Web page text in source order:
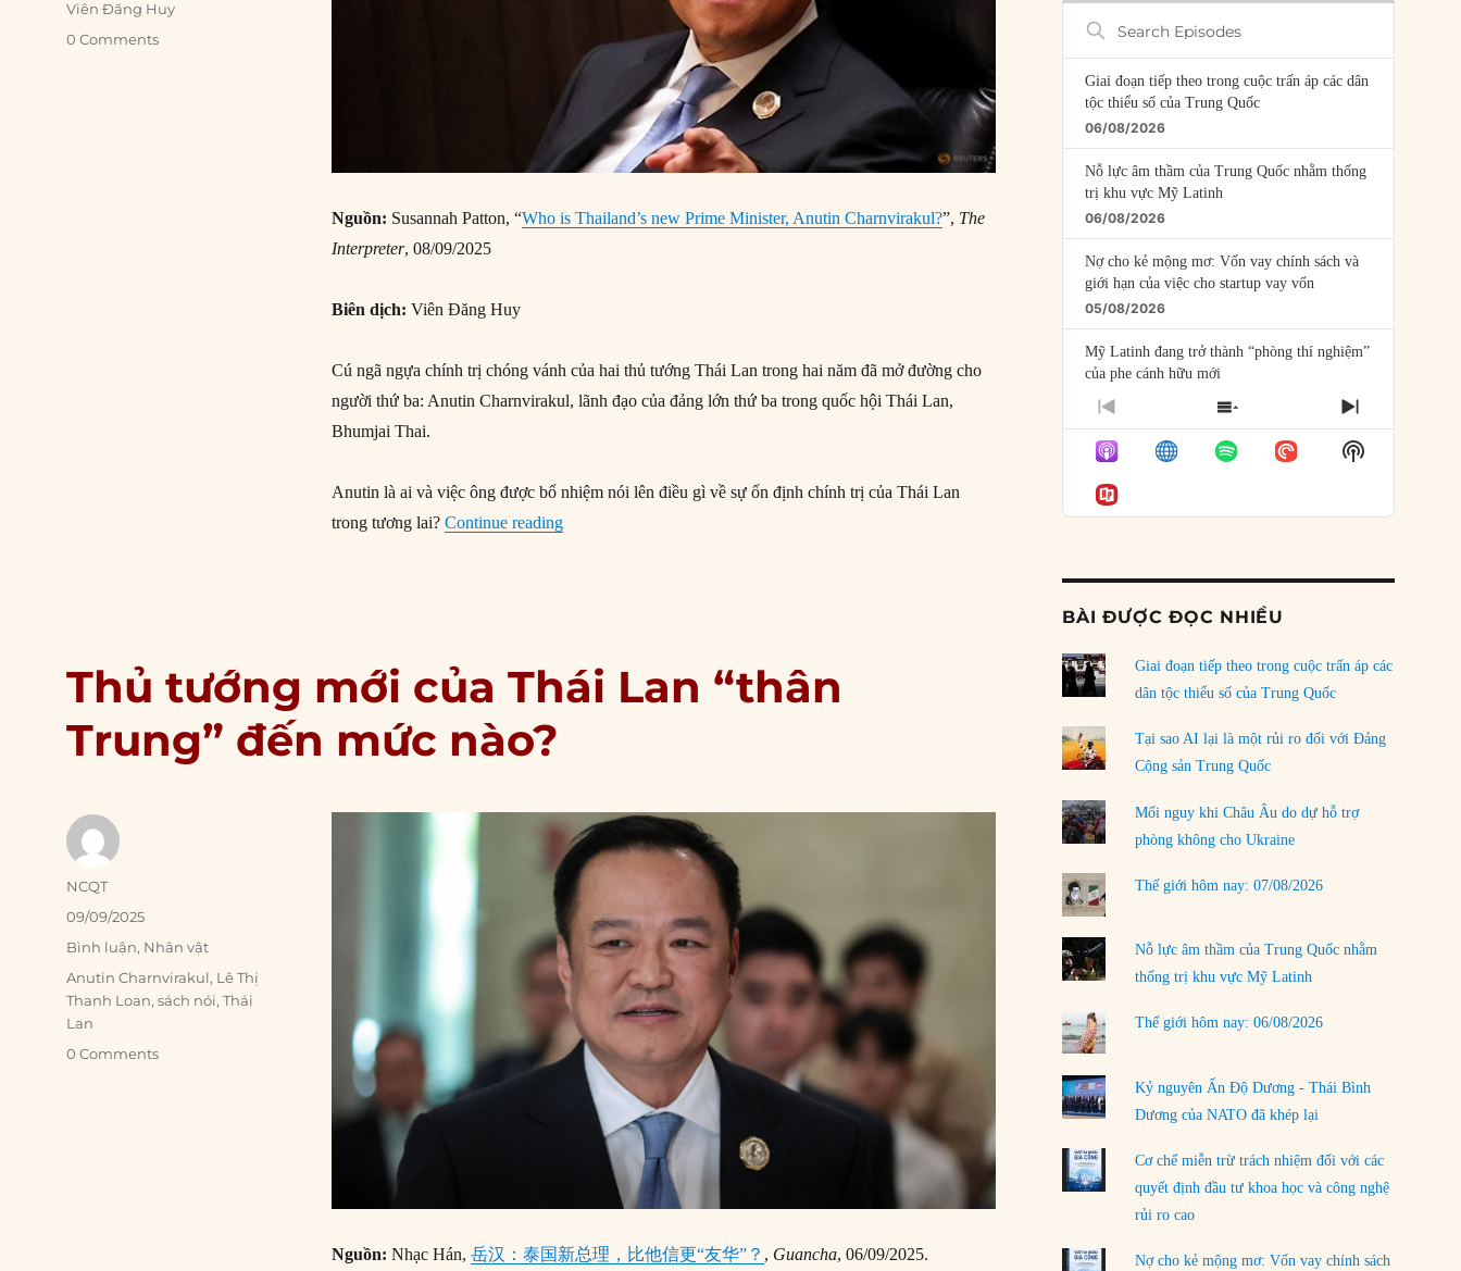
Nguồn: Susannah Patton, “Who is Thailand’s new Prime Minister, Anutin Charnvirakul?”, The
Interpreter, 08/09/2025
Biên dịch:Viên Đăng Huy
Cú ngã ngựa chính trị chóng vánh của hai thủ tướng Thái Lan trong hai năm đã mở đường cho
người thứ ba: Anutin Charnvirakul, lãnh đạo của đảng lớn thứ ba trong quốc hội Thái Lan,
Bhumjai Thai.
Anutin là ai và việc ông được bổ nhiệm nói lên điều gì về sự ổn định chính trị của Thái Lan
trong tương lai?Continue reading“Chân dung tân thủ tướng Thái Lan Anutin Charnvirakul”
Viên Đăng Huy
0 Comments
Thủ tướng mới của Thái Lan “thân
Trung” đến mức nào?
Nguồn: Nhạc Hán,岳汉：泰国新总理，比他信更“友华”？ , Guancha, 06/09/2025.
Author
NCQT
Posted
on
09/09/2025
Categories
Bình luận, Nhân vật
Tags
Anutin Charnvirakul, Lê Thị
Thanh Loan,sách nói,Thái
Lan
0 Comments
Search
Episodes
Giai đoạn tiếp theo trong cuộc trấn áp các dân
tộc thiểu số của Trung Quốc
06/08/2026
Nỗ lực âm thầm của Trung Quốc nhằm thống
trị khu vực Mỹ Latinh
06/08/2026
Nợ cho kẻ mộng mơ: Vốn vay chính sách và
giới hạn của việc cho startup vay vốn
05/08/2026
Mỹ Latinh đang trở thành “phòng thí nghiệm”
của phe cánh hữu mới
04/08/2026
Tại sao Trung Quốc phủ nhận cuộc gặp với
Ngoại trưởng Nhật Bản?
04/08/2026
03/08/2026
Đặt cược vào thất bại: Các quỹ đầu tư mạo
rủi ro
02/08/2026
Làm thế nào để kết thúc Chiến tranh Iran?
01/08/2026
Chiến lược kế tiếp của Bắc Kinh ở Biển Đông
31/07/2026
Trật tự thế giới mới: Các nước nhỏ sẽ luôn
phải chịu đựng?
30/07/2026
LOAD MORE
PREVIOUS
EPISODE
SHOW
EPISODES
LIST
NEXT
EPISODE
Show
Podcast
BÀI ĐƯỢC ĐỌC NHIỀU
Giai đoạn tiếp theo trong cuộc trấn áp các
dân tộc thiểu số của Trung Quốc
Tại sao AI lại là một rủi ro đối với Đảng
Cộng sản Trung Quốc
Mối nguy khi Châu Âu do dự hỗ trợ
phòng không cho Ukraine
Thế giới hôm nay: 07/08/2026
Nỗ lực âm thầm của Trung Quốc nhằm
thống trị khu vực Mỹ Latinh
Thế giới hôm nay: 06/08/2026
Kỷ nguyên Ấn Độ Dương - Thái Bình
Dương của NATO đã khép lại
Cơ chế miễn trừ trách nhiệm đối với các
quyết định đầu tư khoa học và công nghệ
rủi ro cao
Nợ cho kẻ mộng mơ: Vốn vay chính sách